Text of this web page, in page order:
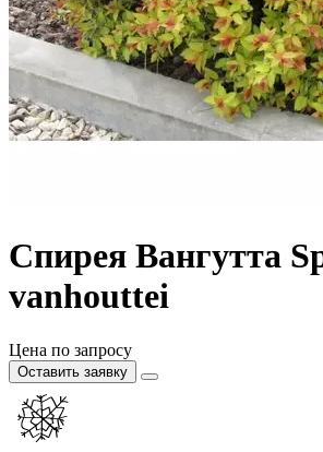
Спирея Вангутта
vanhouttei
Цена по запросу
Оставить заявку